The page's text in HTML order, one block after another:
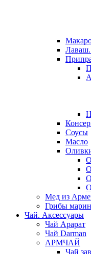
Соусы
Масло
Мед из
Грибы
Чай. Аксессуары
Чай Арарат
Чай Darman
АРМЧАЙ
Чай